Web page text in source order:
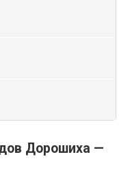
Дорошиха —